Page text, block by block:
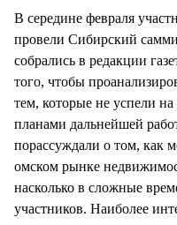
В середине февраля
провели Сибирский
собрались в редакции
того, чтобы
тем, которые не успели
планами дальнейшей
порассуждали о том, как
омском рынке
насколько в сложные
участников. Наиболее